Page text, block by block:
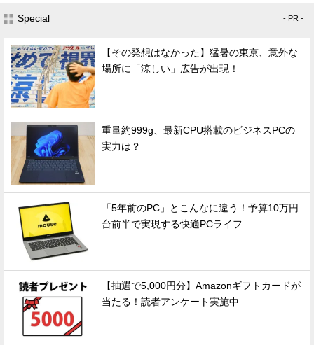
Special - PR -
【その発想はなかった】猛暑の東京、意外な
場所に「涼しい」広告が出現！
重量約999g、最新CPU搭載のビジネスPCの
実力は？
「5年前のPC」とこんなに違う！予算10万円
台前半で実現する快適PCライフ
【抽選で5,000円分】Amazonギフトカードが
当たる！読者アンケート実施中